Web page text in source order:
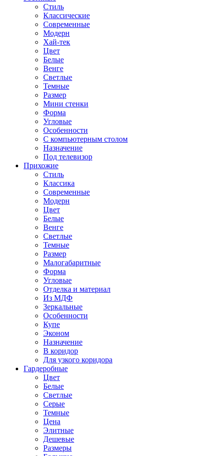
Стиль
Классические
Современные
Модерн
Хай-тек
Цвет
Белые
Венге
Светлые
Темные
Размер
Мини стенки
Форма
Угловые
Особенности
С компьютерным столом
Назначение
Под телевизор
Прихожие
Стиль
Классика
Современные
Модерн
Цвет
Белые
Венге
Светлые
Темные
Размер
Малогабаритные
Форма
Угловые
Отделка и материал
Из МДФ
Зеркальные
Особенности
Купе
Эконом
Назначение
В коридор
Для узкого коридора
Гардеробные
Цвет
Белые
Светлые
Серые
Темные
Цена
Элитные
Дешевые
Размеры